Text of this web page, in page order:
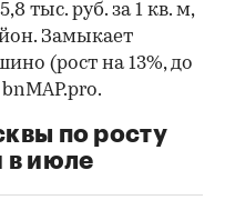
тыс. руб. за 1 кв. м,
Замыкает
(рост на 13%, до
по росту
в июле